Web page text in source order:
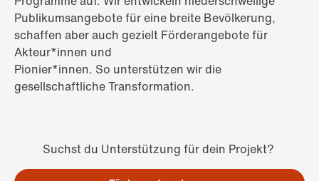
Publikumsangebote für eine breite Bevölkerung,
schaffen aber auch gezielt Förderangebote für
Akteur*innen und
Pionier*innen. So unterstützen wir die
gesellschaftliche Transformation.
Suchst du Unterstützung für dein Projekt?